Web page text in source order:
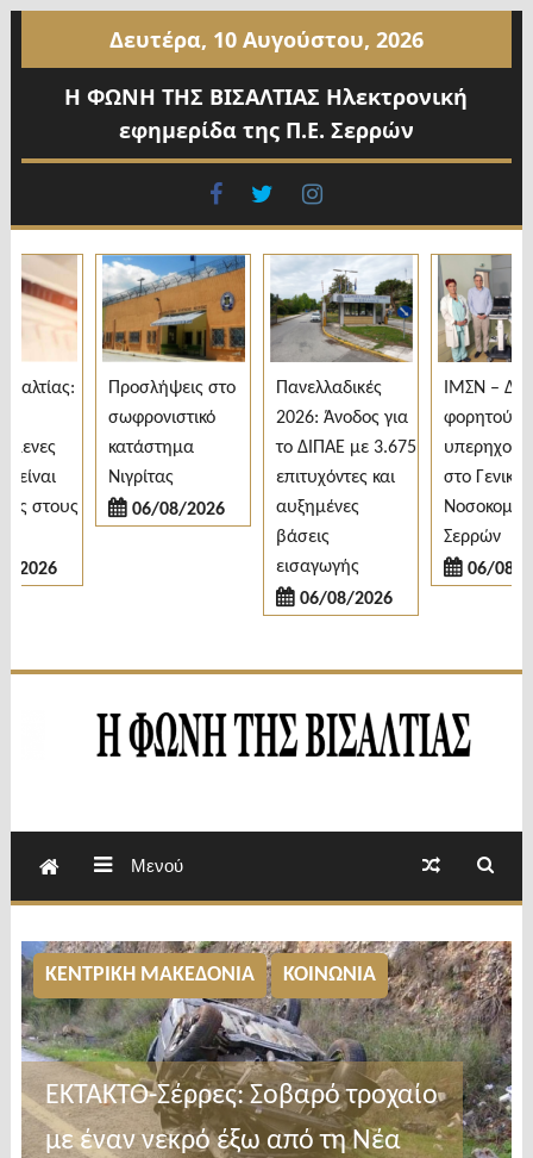
περιεχόμενο
Δευτέρα, 10 Αυγούστου, 2026
Η ΦΩΝΗ ΤΗΣ ΒΙΣΑΛΤΙΑΣ Ηλεκτρονική
εφημερίδα της Π.Ε. Σερρών
facebook
twitter
στους
Προσλήψεις στο
σωφρονιστικό
κατάστημα
Νιγρίτας
06/08/2026
Πανελλαδικές
2026: Άνοδος για
το ΔΙΠΑΕ με 3.675
επιτυχόντες και
αυξημένες
βάσεις
εισαγωγής
06/08/2026
ΙΜΣΝ –
φορητού
στο Γενικό
Νοσοκομείο
Σερρών
06/08/
Μενού
ΚΕΝΤΡΙΚΗ ΜΑΚΕΔΟΝΙΑ ΚΟΙΝΩΝΙΑ
ΕΚΤΑΚΤΟ-Σέρρες: Σοβαρό τροχαίο
με έναν νεκρό έξω από τη Νέα